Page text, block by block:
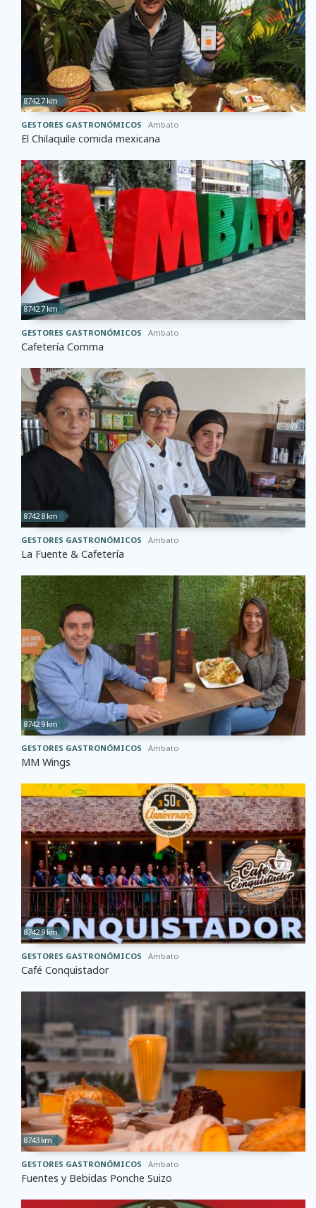
8742.7 km
GESTORES GASTRONÓMICOS Ambato
El Chilaquile comida mexicana
8742.7 km
GESTORES GASTRONÓMICOS Ambato
Cafetería Comma
8742.8 km
GESTORES GASTRONÓMICOS Ambato
La Fuente & Cafetería
8742.9 km
GESTORES GASTRONÓMICOS Ambato
MM Wings
8742.9 km
GESTORES GASTRONÓMICOS Ambato
Café Conquistador
8743 km
GESTORES GASTRONÓMICOS Ambato
Fuentes y Bebidas Ponche Suizo